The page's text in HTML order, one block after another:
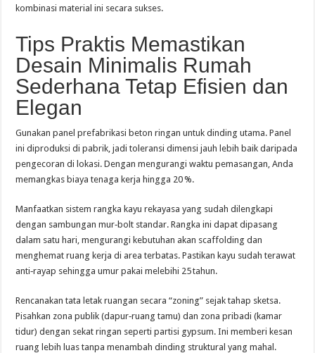
kombinasi material ini secara sukses.
Tips Praktis Memastikan
Desain Minimalis Rumah
Sederhana Tetap Efisien dan
Elegan
Gunakan panel prefabrikasi beton ringan untuk dinding utama. Panel
ini diproduksi di pabrik, jadi toleransi dimensi jauh lebih baik daripada
pengecoran di lokasi. Dengan mengurangi waktu pemasangan, Anda
memangkas biaya tenaga kerja hingga 20 %.
Manfaatkan sistem rangka kayu rekayasa yang sudah dilengkapi
dengan sambungan mur‑bolt standar. Rangka ini dapat dipasang
dalam satu hari, mengurangi kebutuhan akan scaffolding dan
menghemat ruang kerja di area terbatas. Pastikan kayu sudah terawat
anti‑rayap sehingga umur pakai melebihi 25 tahun.
Rencanakan tata letak ruangan secara “zoning” sejak tahap sketsa.
Pisahkan zona publik (dapur‑ruang tamu) dan zona pribadi (kamar
tidur) dengan sekat ringan seperti partisi gypsum. Ini memberi kesan
ruang lebih luas tanpa menambah dinding struktural yang mahal.